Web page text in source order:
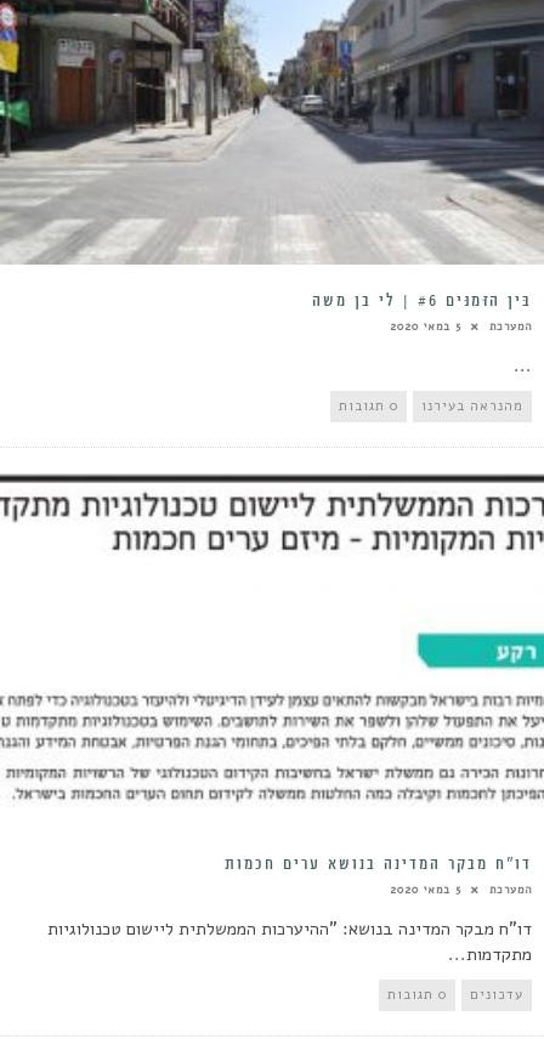
בֵּין הַזְּמַנִּים #6 | לי בן משה
המערכת 5 במאי 2020
...
מהנראה בעירנו 0 תגובות
דו”ח מבקר המדינה בנושא ערים חכמות
המערכת 5 במאי 2020
דו"ח מבקר המדינה בנושא: "ההיערכות הממשלתית ליישום טכנולוגיות
מתקדמות...
עדכונים 0 תגובות